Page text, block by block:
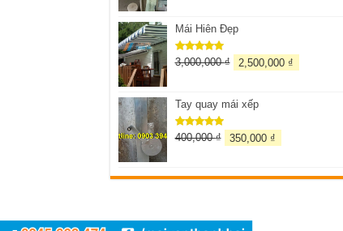
Mái Hiên Đẹp
Được xếp
3,000,000₫ 2,500,000 ₫
Tay quay mái xếp
Được xếp
400,000₫ 350,000 ₫